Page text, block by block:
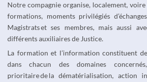
Notre compagnie organise, localement,
formations, moments privilégiés
Magistrats et ses membres, mais aussi
différents auxiliaires de Justice.
La formation et l’information constituent
dans chacun des domaines
prioritaire de la dématérialisation, action